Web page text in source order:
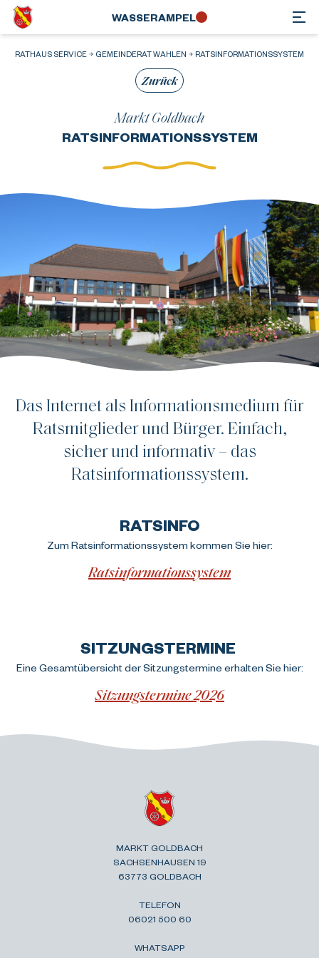
WASSER­AMPEL
Zurück
RATHAUS SERVICE GEMEINDERAT WAHLEN RATSINFORMATIONSSYSTEM
Markt Goldbach
RATSINFORMATIONSSYSTEM
Das Internet als Informationsmedium für
Ratsmitglieder und Bürger. Einfach,
sicher und informativ – das
Ratsinformationssystem.
RATSINFO
Zum Ratsinformationssystem kommen Sie hier:
Ratsinformationssystem
SITZUNGSTERMINE
Eine Gesamtübersicht der Sitzungstermine erhalten Sie hier:
Sitzungstermine 2026
MARKT GOLDBACH
SACHSENHAUSEN 19
63773 GOLDBACH
TELEFON
06021 500 60
WHATSAPP